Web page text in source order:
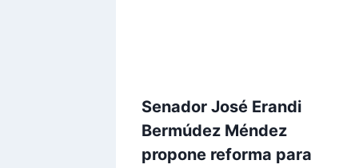
Senador José Erandi
Bermúdez Méndez
propone reforma para